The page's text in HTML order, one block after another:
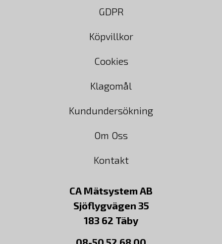
GDPR
Köpvillkor
Cookies
Klagomål
Kundundersökning
Om Oss
Kontakt
CA Mätsystem AB
Sjöflygvägen 35
183 62 Täby